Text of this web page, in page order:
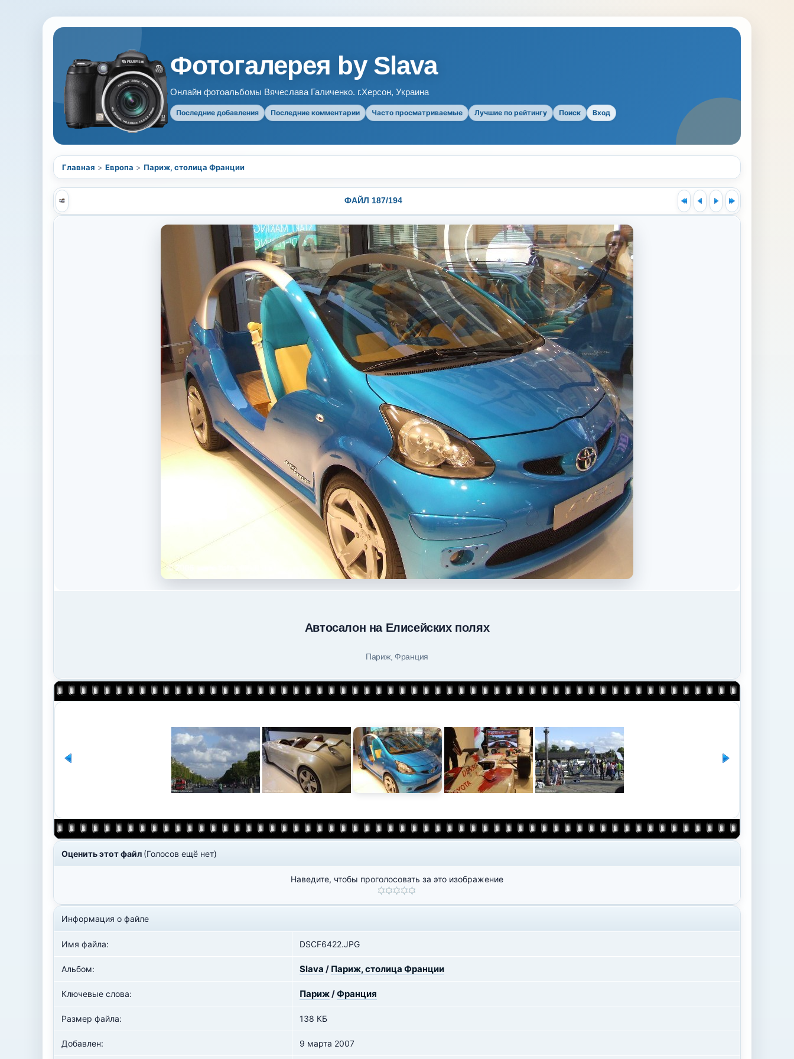
Фотогалерея by Slava
Онлайн фотоальбомы Вячеслава Галиченко. г.Херсон, Украина
Последние добавления Последние комментарии Часто просматриваемые Лучшие по рейтингу Поиск Вход
Главная > Европа > Париж, столица Франции
ФАЙЛ 187/194
Автосалон на Елисейских полях
Париж, Франция
Оценить этот файл (Голосов ещё нет)
Наведите, чтобы проголосовать за это изображение
Информация о файле
Имя файла: DSCF6422.JPG
Альбом: Slava / Париж, столица Франции
Ключевые слова: Париж/Франция
Размер файла: 138 КБ
Добавлен: 9 марта 2007